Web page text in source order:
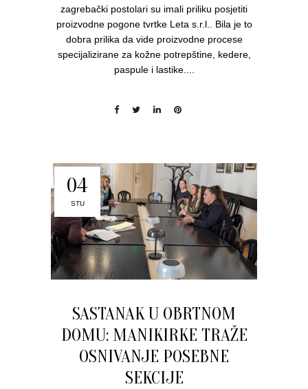
zagrebački postolari su imali priliku posjetiti
proizvodne pogone tvrtke Leta s.r.l.. Bila je to
dobra prilika da vide proizvodne procese
specijalizirane za kožne potrepštine, kedere,
paspule i lastike....
04
STU
SASTANAK U OBRTNOM
DOMU: MANIKIRKE TRAŽE
OSNIVANJE POSEBNE
SEKCIJE